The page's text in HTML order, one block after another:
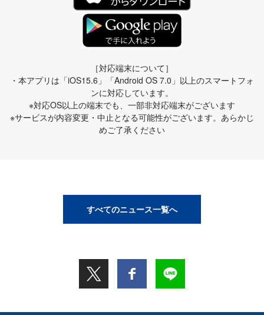
［対応端末について］
・本アプリは「iOS15.6」「Android OS 7.0」以上のスマートフォ
ンに対応しています。
※対応OS以上の端末でも、一部非対応端末がございます
※サービスが内容変更・中止となる可能性がございます。あらかじ
めご了承ください
すべてのニュース一覧へ